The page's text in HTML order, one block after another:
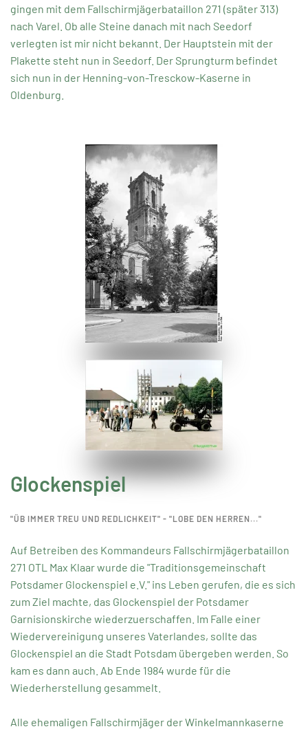
gingen mit dem Fallschirmjägerbataillon 271 (später 313)
nach Varel. Ob alle Steine danach mit nach Seedorf
verlegten ist mir nicht bekannt. Der Hauptstein mit der
Plakette steht nun in Seedorf. Der Sprungturm befindet
sich nun in der Henning-von-Tresckow-Kaserne in
Oldenburg.
Glockenspiel
"ÜB IMMER TREU UND REDLICHKEIT" - "LOBE DEN HERREN..."
Auf Betreiben des Kommandeurs Fallschirmjägerbataillon
271 OTL Max Klaar wurde die "Traditionsgemeinschaft
Potsdamer Glockenspiel e.V." ins Leben gerufen, die es sich
zum Ziel machte, das Glockenspiel der Potsdamer
Garnisionskirche wiederzuerschaffen. Im Falle einer
Wiedervereinigung unseres Vaterlandes, sollte das
Glockenspiel an die Stadt Potsdam übergeben werden. So
kam es dann auch. Ab Ende 1984 wurde für die
Wiederherstellung gesammelt.
Alle ehemaligen Fallschirmjäger der Winkelmannkaserne